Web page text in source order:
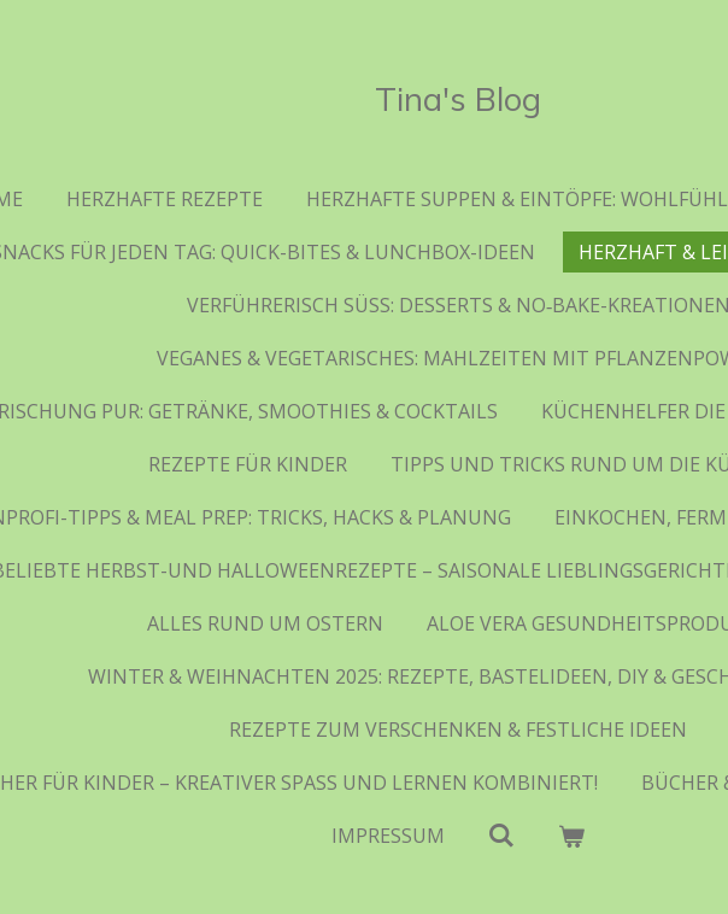
Tina's Blog
HERZHAFTE REZEPTE
HERZHAFTE SUPPEN & EINTÖPFE:
FÜR JEDEN TAG: QUICK-BITES & LUNCHBOX-IDEEN
HERZHAFT &
VERFÜHRERISCH SÜSS: DESSERTS & NO‑BAKE-
VEGANES & VEGETARISCHES: MAHLZEITEN MIT
PUR: GETRÄNKE, SMOOTHIES & COCKTAILS
KÜCHENHELFER
REZEPTE FÜR KINDER
TIPPS UND TRICKS RUND UM DIE
TIPPS & MEAL PREP: TRICKS, HACKS & PLANUNG
EINKOCHEN,
HERBST-UND HALLOWEENREZEPTE – SAISONALE
ALLES RUND UM OSTERN
ALOE VERA
WINTER & WEIHNACHTEN 2025: REZEPTE, BASTELIDEEN, DIY &
REZEPTE ZUM VERSCHENKEN & FESTLICHE IDEEN
FÜR KINDER – KREATIVER SPASS UND LERNEN KOMBINIERT!
BÜCHER
IMPRESSUM